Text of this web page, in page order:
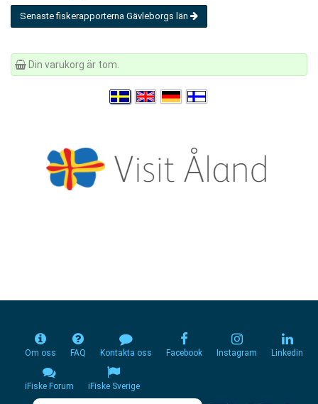
Senaste fiskerapporterna Gävleborgs län
Din varukorg är tom.
Om oss FAQ Kontakta oss Facebook Instagram Linkedin
iFiske Forum iFiske Sverige